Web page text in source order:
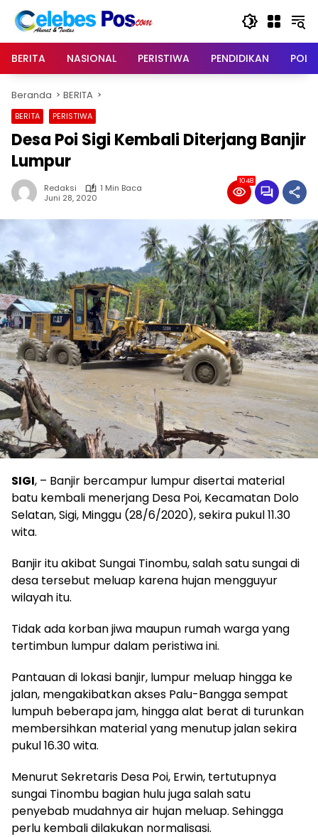
Langsung
konten
BERITA
NASIONAL PERISTIWA PENDIDIKAN
Beranda BERITA
BERITA PERISTIWA
Desa Poi Sigi Kembali Diterjang Banjir
Lumpur
Redaksi
1 Min Baca
Juni 28, 2020
1048
SIGI, – Banjir bercampur lumpur disertai material
batu kembali menerjang Desa Poi, Kecamatan Dolo
Selatan, Sigi, Minggu (28/6/2020), sekira pukul 11.30
wita.
Banjir itu akibat Sungai Tinombu, salah satu sungai di
desa tersebut meluap karena hujan mengguyur
wilayah itu.
Tidak ada korban jiwa maupun rumah warga yang
tertimbun lumpur dalam peristiwa ini.
Pantauan di lokasi banjir, lumpur meluap hingga ke
jalan, mengakibatkan akses Palu-Bangga sempat
lumpuh beberapa jam, hingga alat berat di turunkan
membersihkan material yang menutup jalan sekira
pukul 16.30 wita.
Menurut Sekretaris Desa Poi, Erwin, tertutupnya
sungai Tinombu bagian hulu juga salah satu
penyebab mudahnya air hujan meluap. Sehingga
perlu kembali dilakukan normalisasi.